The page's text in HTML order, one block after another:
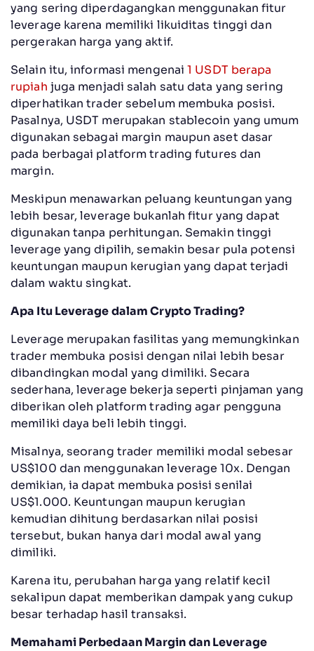
yang sering diperdagangkan menggunakan fitur
leverage karena memiliki likuiditas tinggi dan
pergerakan harga yang aktif.
Selain itu, informasi mengenai1 USDT berapa
rupiah juga menjadi salah satu data yang sering
diperhatikan trader sebelum membuka posisi.
Pasalnya, USDT merupakan stablecoin yang umum
digunakan sebagai margin maupun aset dasar
pada berbagai platform trading futures dan
margin.
Meskipun menawarkan peluang keuntungan yang
lebih besar, leverage bukanlah fitur yang dapat
digunakan tanpa perhitungan. Semakin tinggi
leverage yang dipilih, semakin besar pula potensi
keuntungan maupun kerugian yang dapat terjadi
dalam waktu singkat.
Apa Itu Leverage dalam Crypto Trading?
Leverage merupakan fasilitas yang memungkinkan
trader membuka posisi dengan nilai lebih besar
dibandingkan modal yang dimiliki. Secara
sederhana, leverage bekerja seperti pinjaman yang
diberikan oleh platform trading agar pengguna
memiliki daya beli lebih tinggi.
Misalnya, seorang trader memiliki modal sebesar
US$100 dan menggunakan leverage 10x. Dengan
demikian, ia dapat membuka posisi senilai
US$1.000. Keuntungan maupun kerugian
kemudian dihitung berdasarkan nilai posisi
tersebut, bukan hanya dari modal awal yang
dimiliki.
Karena itu, perubahan harga yang relatif kecil
sekalipun dapat memberikan dampak yang cukup
besar terhadap hasil transaksi.
Memahami Perbedaan Margin dan Leverage